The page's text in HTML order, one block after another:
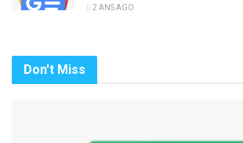
2 ANS AGO
Don't Miss